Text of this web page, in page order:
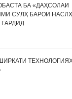
БА «ДАҲСОЛАИ
СУЛҲ БАРОИ
ГАРДИД